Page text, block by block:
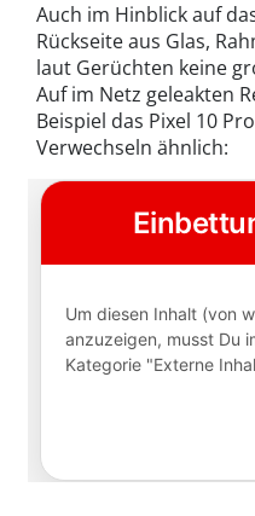
Auch im Hinblick auf
Rückseite aus Glas,
laut Gerüchten keine
Auf im Netz geleakten
Beispiel das Pixel 10
Verwechseln ähnlich: